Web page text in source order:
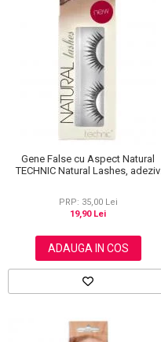
Scrub / Balsam de buze
Netestate pe Animale
Gene False cu Aspect Natural
TECHNIC Natural Lashes, adeziv
PRP: 35,00 Lei
19,90 Lei
ADAUGA IN COS